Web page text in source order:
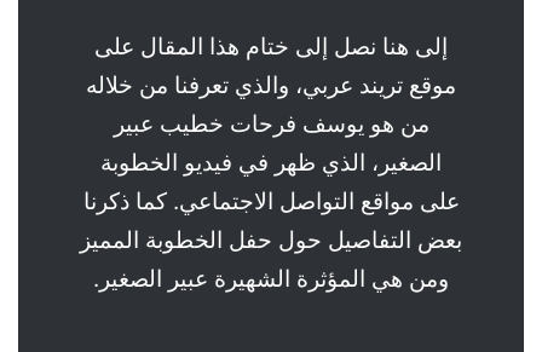
إلى هنا نصل إلى ختام هذا المقال على
موقع تريند عربي، والذي تعرفنا من خلاله
من هو يوسف فرحات خطيب عبير
الصغير، الذي ظهر في فيديو الخطوبة
على مواقع التواصل الاجتماعي. كما ذكرنا
بعض التفاصيل حول حفل الخطوبة المميز
ومن هي المؤثرة الشهيرة عبير الصغير.